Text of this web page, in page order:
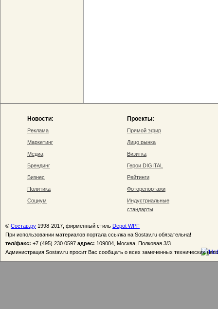
Новости:
Реклама
Маркетинг
Медиа
Брендинг
Бизнес
Политика
Социум
Проекты:
Прямой эфир
Лицо рынка
Визитка
Герои DIGITAL
Рейтинги
Фоторепортажи
Индустриальные
стандарты
© Состав.ру 1998-2017, фирменный стиль Depot WPF
При использовании материалов портала ссылка на Sostav.ru обязательна!
тел/факс: +7 (495) 230 0597 адрес: 109004, Москва, Полковая 3/3
Администрация Sostav.ru просит Вас сообщать о всех замеченных технических